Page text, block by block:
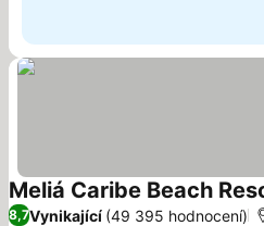
Meliá Caribe Beach
8,7Vynikající (49 395 hodnocení)